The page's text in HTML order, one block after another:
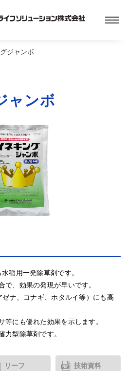
ジャンボ
ャンボ
稲用一発除草剤です。
、効果の発現が早いです。
ナ、コナギ、ホタルイ等）にも高
にも優れた効果を示します。
型除草剤です。
リーフ 技術資料